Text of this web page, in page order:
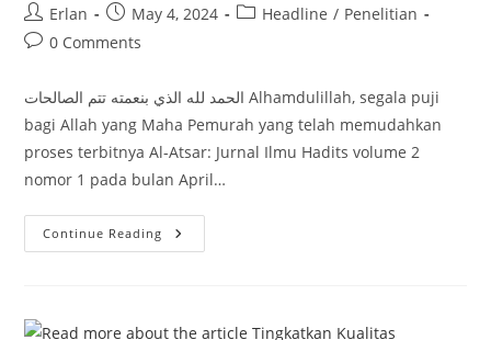
Post
author:
Erlan
Post
published:
May 4, 2024
PostHeadline / Penelitian
Post0 Comments
الحمد لله الذي بنعمته تتم الصالحات Alhamdulillah, segala puji
bagi Allah yang Maha Pemurah yang telah memudahkan
proses terbitnya Al-Atsar: Jurnal Ilmu Hadits volume 2
nomor 1 pada bulan April…
Continue Reading Al-
Atsar:
2